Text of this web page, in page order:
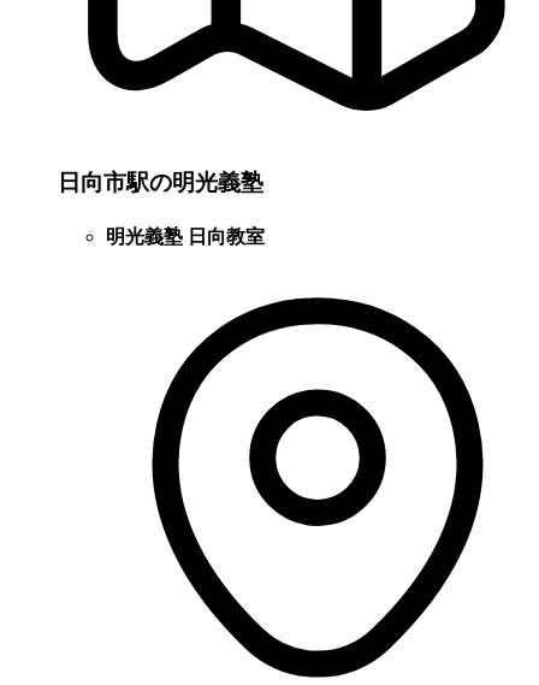
日向市駅の明光義塾
明光義塾 日向教室